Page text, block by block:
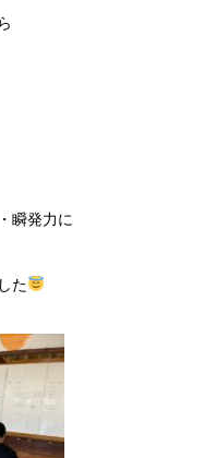
瞬発力に
た